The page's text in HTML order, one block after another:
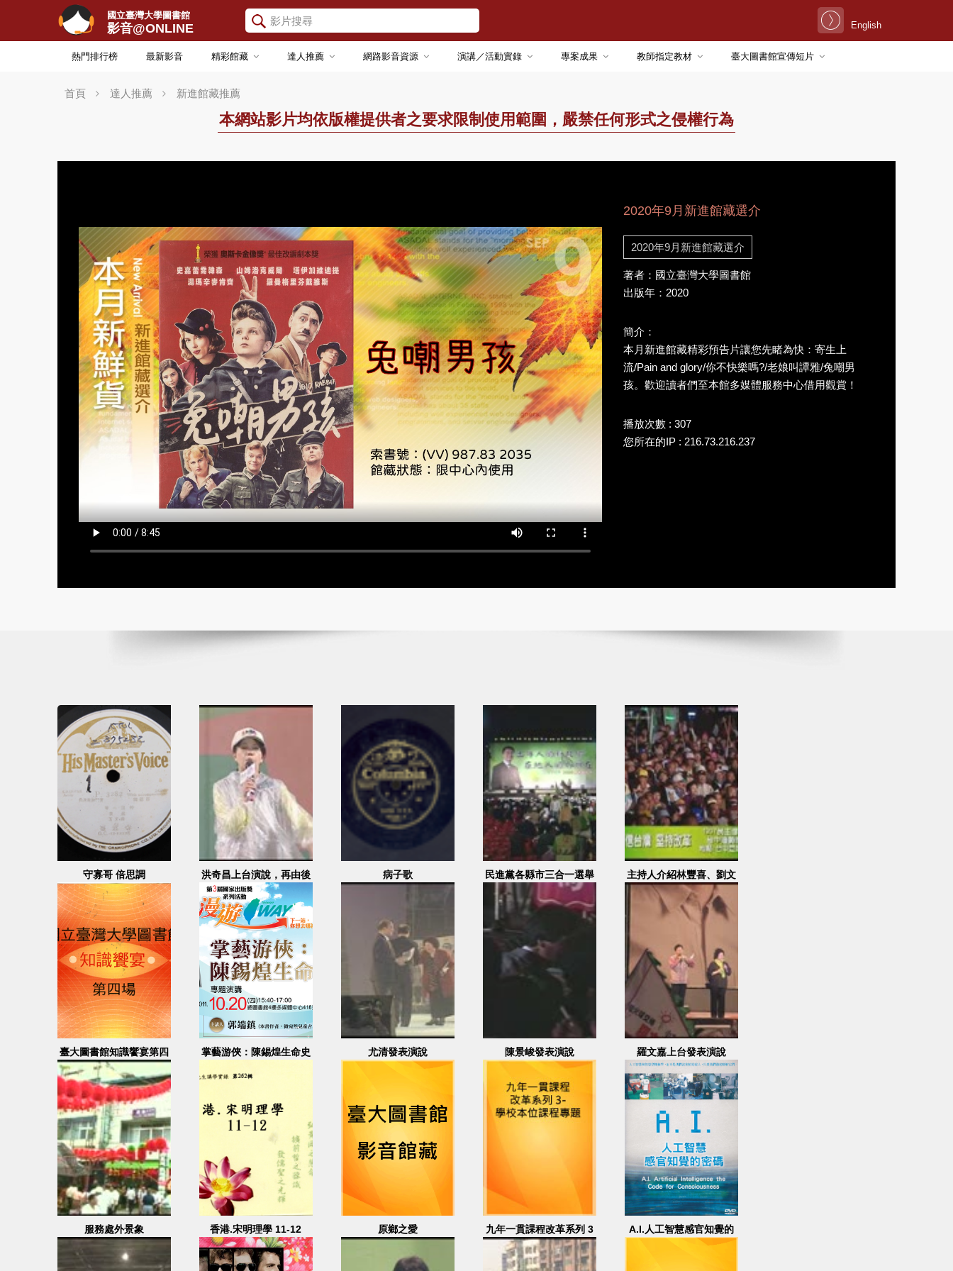
國立臺灣大學圖書館
影音@ONLINE English
熱門排行榜 最新影音 精彩館藏 達人推薦 網路影音資源 演講／活動實錄 專案成果 教師指定教材 臺大圖書館宣傳短片
首頁 達人推薦 新進館藏推薦
本網站影片均依版權提供者之要求限制使用範圍，嚴禁任何形式之侵權行為
2020年9月新進館藏選介
2020年9月新進館藏選介
著者：國立臺灣大學圖書館
出版年：2020
簡介：
本月新進館藏精彩預告片讓您先睹為快：寄生上
流/Pain and glory/你不快樂嗎?/老娘叫譚雅/兔嘲男
孩。歡迎讀者們至本館多媒體服務中心借用觀賞！
播放次數 : 307
您所在的IP : 216.73.216.237
守寡哥 倍思調
洪奇昌上台演說，再由後
援會成員上台支持及謝欣
霓演講
病子歌
民進黨各縣市三合一選舉
造勢大會 1 (羅文嘉)
2005.11.20
主持人介紹林豐喜、劉文
卿、高基讚，李明憲致詞
臺大圖書館知識饗宴第四
場
掌藝游俠：陳錫煌生命史 尤清發表演說 陳景峻發表演說 羅文嘉上台發表演說
服務處外景象 香港.宋明理學 11-12 原鄉之愛
九年一貫課程改革系列 3
學校本位課程專題
A.I.人工智慧感官知覺的